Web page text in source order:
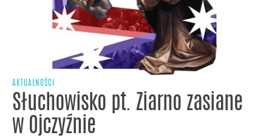
AKTUALNOŚCI
Słuchowisko pt. Ziarno zasiane
w Ojczyźnie